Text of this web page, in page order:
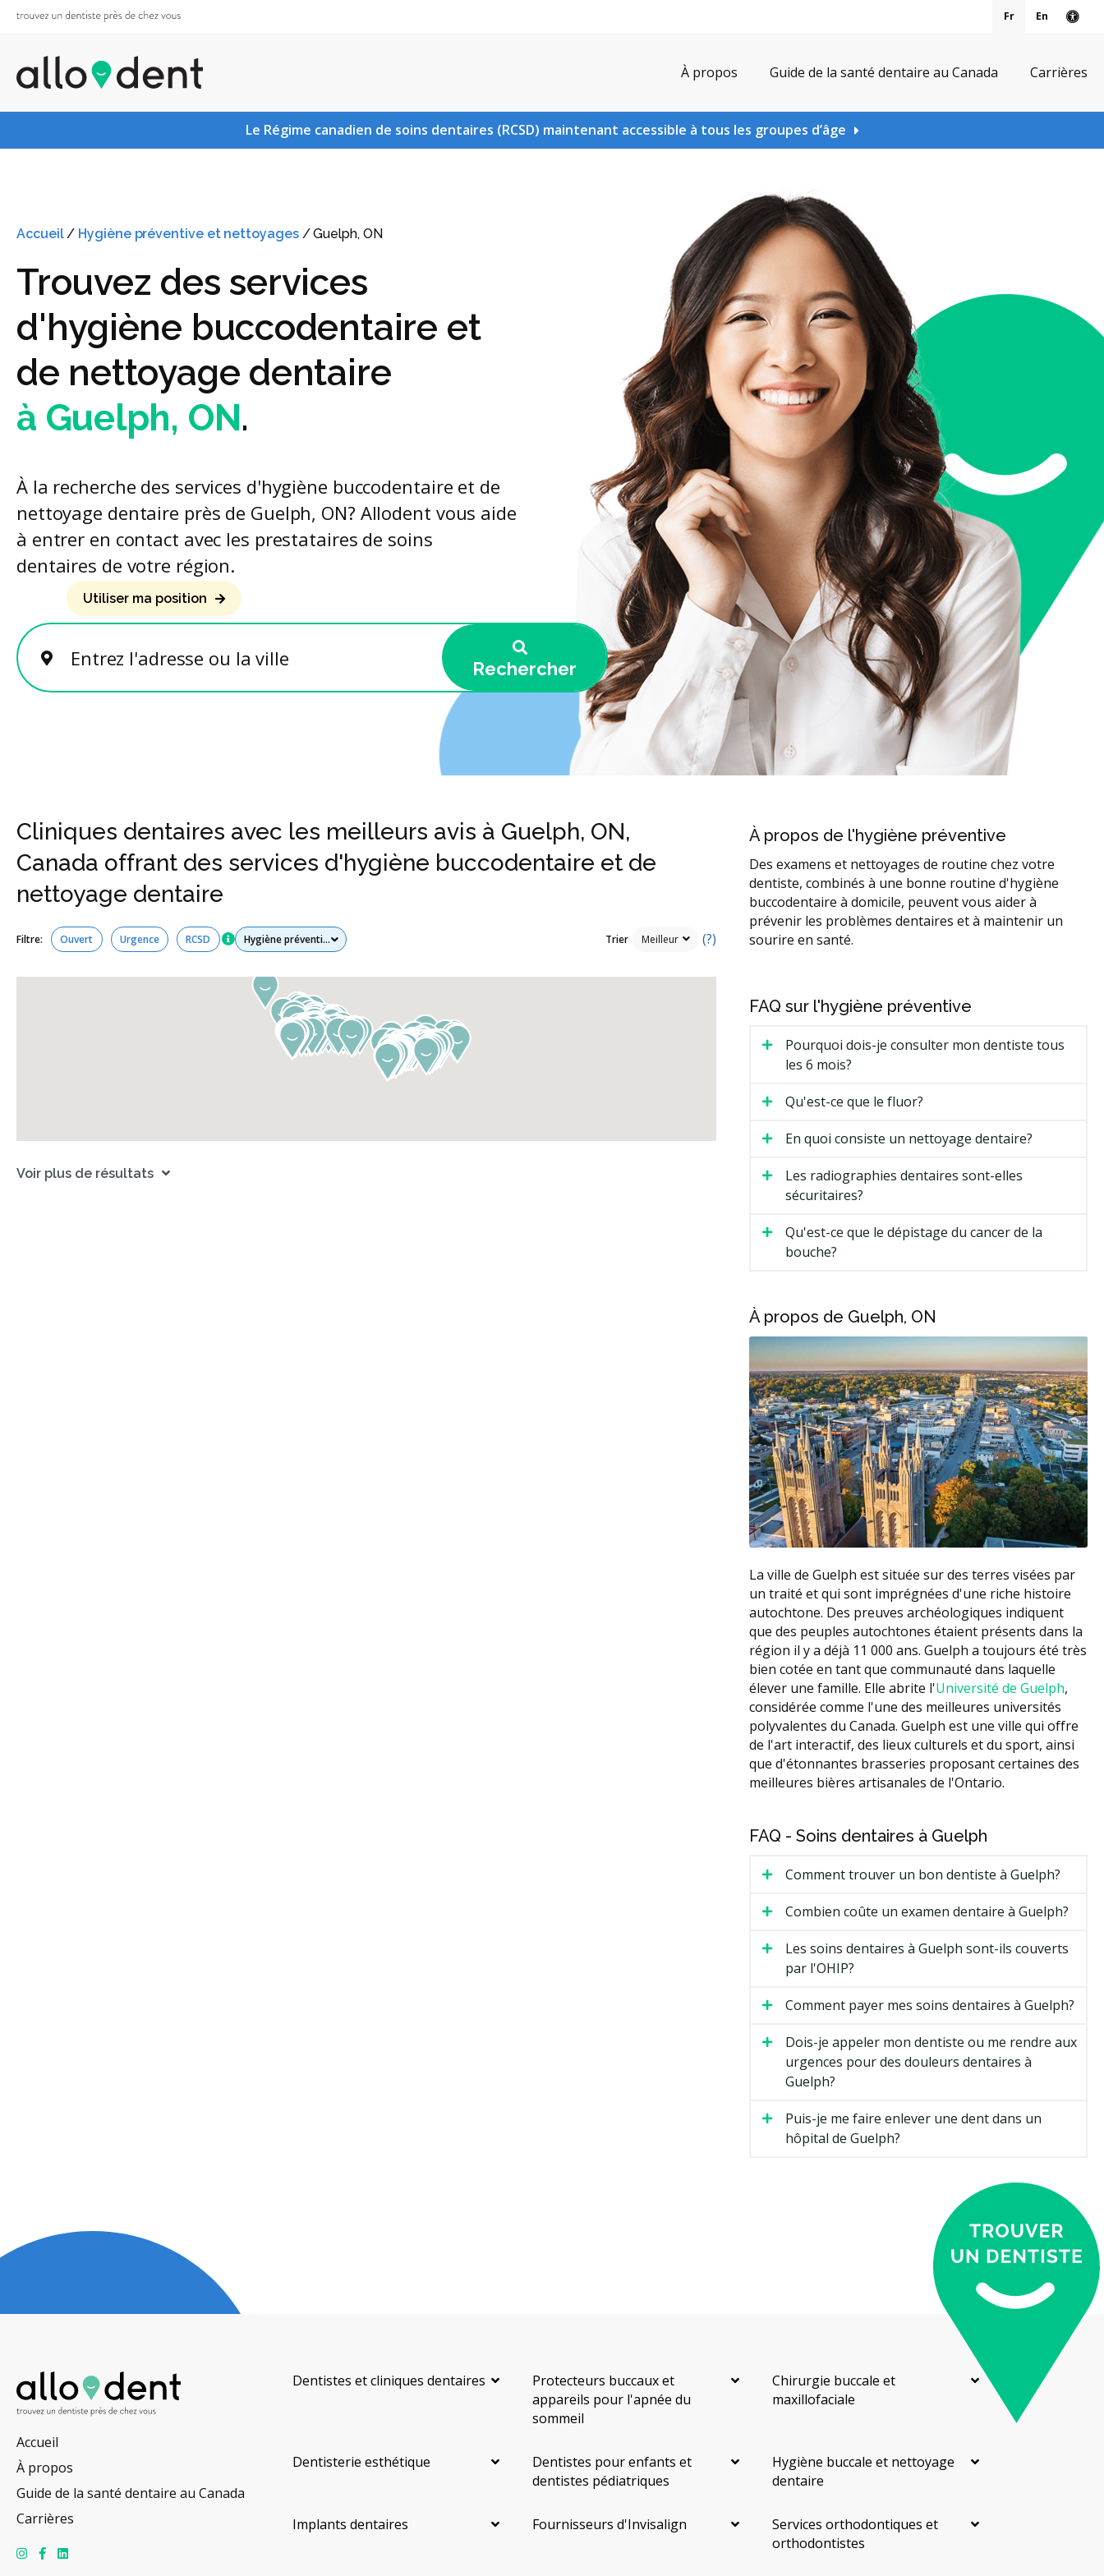
Fr En
À propos Guide de la santé dentaire au Canada Carrières
Le Régime canadien de soins dentaires (RCSD) maintenant accessible à tous les groupes d’âge
Accueil/ Hygiène préventive et nettoyages/Guelph, ON
Trouvez des services
d'hygiène buccodentaire et
de nettoyage dentaire
à Guelph, ON.
À la recherche des services d'hygiène buccodentaire et de
nettoyage dentaire près de Guelph, ON? Allodent vous aide
à entrer en contact avec les prestataires de soins
dentaires de votre région.
Entrez l'adresse ou la ville
Utiliser ma position
Rechercher
Cliniques dentaires avec les meilleurs avis à Guelph, ON,
Canada offrant des services d'hygiène buccodentaire et de
nettoyage dentaire
Filtre: Ouvert Urgence RCSD Tous les services Trier (?)
Voir plus de résultats
À propos de l'hygiène préventive
Des examens et nettoyages de routine chez votre
dentiste, combinés à une bonne routine d'hygiène
buccodentaire à domicile, peuvent vous aider à
prévenir les problèmes dentaires et à maintenir un
sourire en santé.
FAQ sur l'hygiène préventive
Pourquoi dois-je consulter mon dentiste tous
les 6 mois?
Qu'est-ce que le fluor?
En quoi consiste un nettoyage dentaire?
Les radiographies dentaires sont-elles
sécuritaires?
Qu'est-ce que le dépistage du cancer de la
bouche?
À propos de Guelph, ON
La ville de Guelph est située sur des terres visées par
un traité et qui sont imprégnées d'une riche histoire
autochtone. Des preuves archéologiques indiquent
que des peuples autochtones étaient présents dans la
région il y a déjà 11 000 ans. Guelph a toujours été très
bien cotée en tant que communauté dans laquelle
élever une famille. Elle abrite l'Université de Guelph,
considérée comme l'une des meilleures universités
polyvalentes du Canada. Guelph est une ville qui offre
de l'art interactif, des lieux culturels et du sport, ainsi
que d'étonnantes brasseries proposant certaines des
meilleures bières artisanales de l'Ontario.
FAQ - Soins dentaires à Guelph
Comment trouver un bon dentiste à Guelph?
Combien coûte un examen dentaire à Guelph?
Les soins dentaires à Guelph sont-ils couverts
par l'OHIP?
Comment payer mes soins dentaires à Guelph?
Dois-je appeler mon dentiste ou me rendre aux
urgences pour des douleurs dentaires à
Guelph?
Puis-je me faire enlever une dent dans un
hôpital de Guelph?
Accueil
À propos
Guide de la santé dentaire au Canada
Carrières
Dentistes et cliniques dentaires
Protecteurs buccaux et
appareils pour l'apnée du
sommeil
Chirurgie buccale et
maxillofaciale
Dentisterie esthétique
Dentistes pour enfants et
dentistes pédiatriques
Hygiène buccale et nettoyage
dentaire
Implants dentaires Fournisseurs d'Invisalign
Services orthodontiques et
orthodontistes